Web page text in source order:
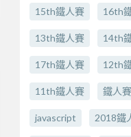
15th鐵人賽 16th
13th鐵人賽 14th
17th鐵人賽 12th
11th鐵人賽 鐵人賽
javascript 2018鐵